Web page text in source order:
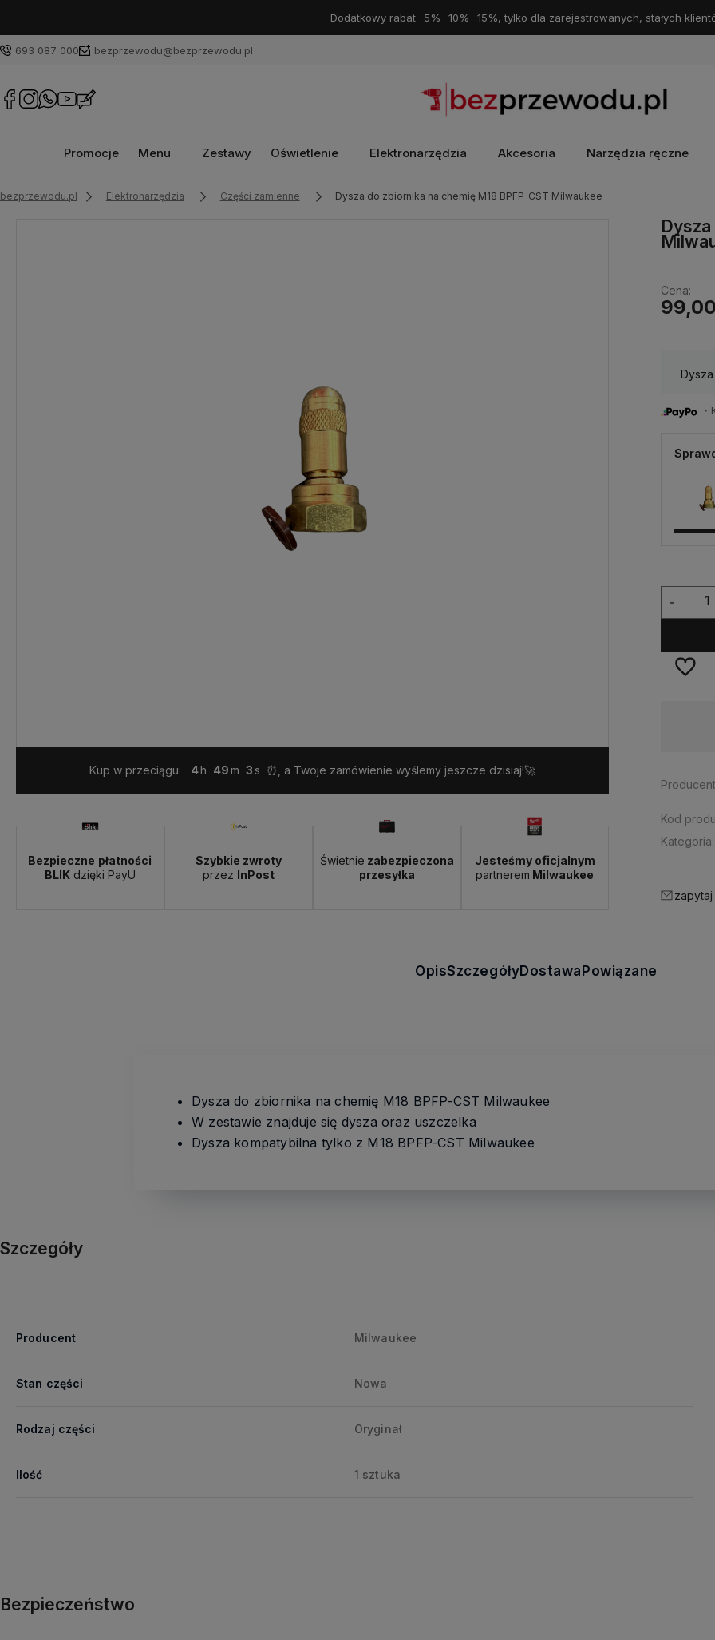
Dodatkowy rabat -5% -10% -15%, tylko dla zarejestrowanych, stałych
693 087 000 bezprzewodu@bezprzewodu.pl
Promocje Menu Zestawy Oświetlenie Elektronarzędzia Akcesoria Narzędzia ręczne
bezprzewodu.pl Elektronarzędzia Części zamienne Dysza do zbiornika na chemię M18 BPFP-CST Milwaukee
Kup w przeciągu: 4 49 1 ⏰, a Twoje zamówienie wyślemy jeszcze dzisiaj!🚀
Bezpieczne płatności
BLIKdzięki PayU
Szybkie zwroty
przez InPost
Świetnie zabezpieczona
przesyłka
Jesteśmy oficjalnym
partnerem Milwaukee
Dysza
Cena:
-
Kod
Kategoria:
OpisSzczegółyDostawaPowiązane
Dysza do zbiornika na chemię M18 BPFP-CST Milwaukee
W zestawie znajduje się dysza oraz uszczelka
Dysza kompatybilna tylko z M18 BPFP-CST Milwaukee
Szczegóły
Producent Milwaukee
Stan części Nowa
Rodzaj części Oryginał
Ilość 1 sztuka
Bezpieczeństwo